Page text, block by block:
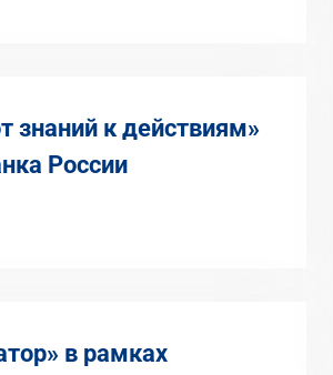
знаний к действиям»
России
в рамках